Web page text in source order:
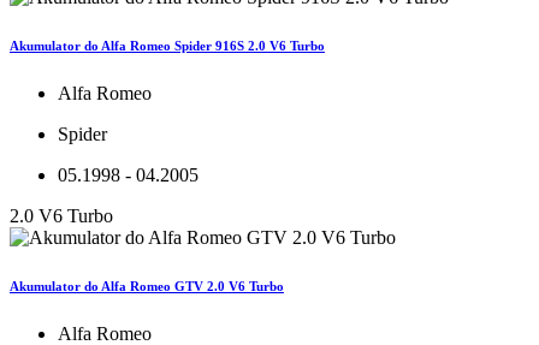
Akumulator do Alfa Romeo Spider 916S 2.0 V6 Turbo
Alfa Romeo
Spider
05.1998 - 04.2005
2.0 V6 Turbo
Akumulator do Alfa Romeo GTV 2.0 V6 Turbo
Alfa Romeo